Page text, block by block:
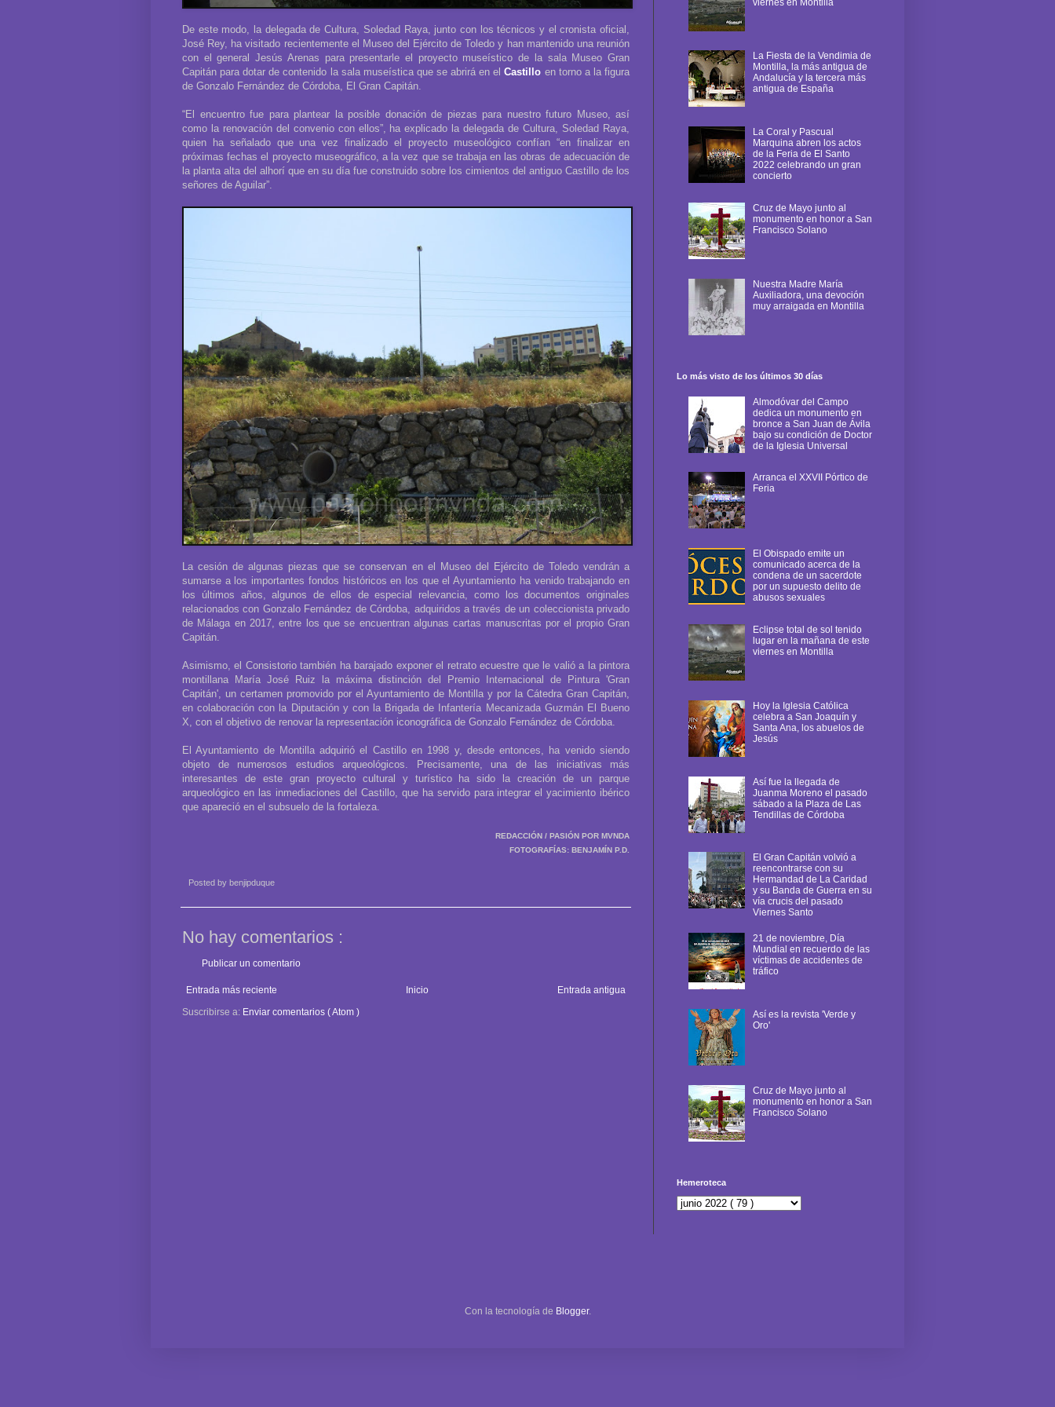
De este modo, la delegada de Cultura, Soledad Raya, junto con los técnicos y el cronista oficial,
José Rey, ha visitado recientemente el Museo del Ejército de Toledo y han mantenido una reunión
con el general Jesús Arenas para presentarle el proyecto museístico de la sala Museo Gran
Capitán para dotar de contenido la sala museística que se abrirá en elCastillo en torno a la figura
de Gonzalo Fernández de Córdoba, El Gran Capitán.
“El encuentro fue para plantear la posible donación de piezas para nuestro futuro Museo, así
como la renovación del convenio con ellos”, ha explicado la delegada de Cultura, Soledad Raya,
quien ha señalado que una vez finalizado el proyecto museológico confían “en finalizar en
próximas fechas el proyecto museográfico, a la vez que se trabaja en las obras de adecuación de
la planta alta del alhorí que en su día fue construido sobre los cimientos del antiguo Castillo de los
señores de Aguilar”.
La cesión de algunas piezas que se conservan en el Museo del Ejército de Toledo vendrán a
sumarse a los importantes fondos históricos en los que el Ayuntamiento ha venido trabajando en
los últimos años, algunos de ellos de especial relevancia, como los documentos originales
relacionados con Gonzalo Fernández de Córdoba, adquiridos a través de un coleccionista privado
de Málaga en 2017, entre los que se encuentran algunas cartas manuscritas por el propio Gran
Capitán.
Asimismo, el Consistorio también ha barajado exponer el retrato ecuestre que le valió a la pintora
montillana María José Ruiz la máxima distinción del Premio Internacional de Pintura 'Gran
Capitán', un certamen promovido por el Ayuntamiento de Montilla y por la Cátedra Gran Capitán,
en colaboración con la Diputación y con la Brigada de Infantería Mecanizada Guzmán El Bueno
X, con el objetivo de renovar la representación iconográfica de Gonzalo Fernández de Córdoba.
El Ayuntamiento de Montilla adquirió el Castillo en 1998 y, desde entonces, ha venido siendo
objeto de numerosos estudios arqueológicos. Precisamente, una de las iniciativas más
interesantes de este gran proyecto cultural y turístico ha sido la creación de un parque
arqueológico en las inmediaciones del Castillo, que ha servido para integrar el yacimiento ibérico
que apareció en el subsuelo de la fortaleza.
REDACCIÓN / PASIÓN POR MVNDA
FOTOGRAFÍAS: BENJAMÍN P.D.
Posted by benjipduque
No hay comentarios :
Publicar un comentario
Entrada más reciente Entrada antigua
Inicio
Suscribirse a: Enviar comentarios ( Atom )
La Fiesta de la Vendimia de
Montilla, la más antigua de
Andalucía y la tercera más
antigua de España
La Coral y Pascual
Marquina abren los actos
de la Feria de El Santo
2022 celebrando un gran
concierto
Cruz de Mayo junto al
monumento en honor a San
Francisco Solano
Nuestra Madre María
Auxiliadora, una devoción
muy arraigada en Montilla
Lo más visto de los últimos 30 días
Almodóvar del Campo
dedica un monumento en
bronce a San Juan de Ávila
bajo su condición de Doctor
de la Iglesia Universal
Arranca el XXVII Pórtico de
Feria
El Obispado emite un
comunicado acerca de la
condena de un sacerdote
por un supuesto delito de
abusos sexuales
Eclipse total de sol tenido
lugar en la mañana de este
viernes en Montilla
Hoy la Iglesia Católica
celebra a San Joaquín y
Santa Ana, los abuelos de
Jesús
Así fue la llegada de
Juanma Moreno el pasado
sábado a la Plaza de Las
Tendillas de Córdoba
El Gran Capitán volvió a
reencontrarse con su
Hermandad de La Caridad
y su Banda de Guerra en su
vía crucis del pasado
Viernes Santo
21 de noviembre, Día
Mundial en recuerdo de las
víctimas de accidentes de
tráfico
Así es la revista 'Verde y
Oro'
Cruz de Mayo junto al
monumento en honor a San
Francisco Solano
Hemeroteca
Con la tecnología de Blogger.